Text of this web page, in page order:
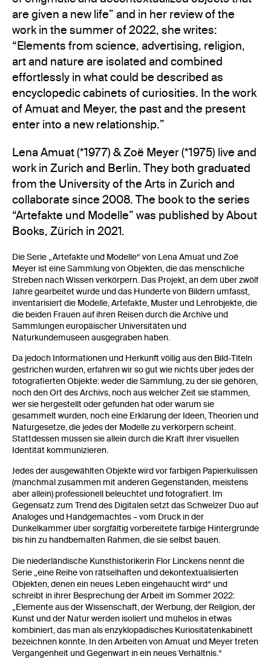
are given a new life” and in her review of the
work in the summer of 2022, she writes:
“Elements from science, advertising, religion,
art and nature are isolated and combined
effortlessly in what could be described as
encyclopedic cabinets of curiosities. In the work
of Amuat and Meyer, the past and the present
enter into a new relationship.”
Lena Amuat (*1977) & Zoë Meyer (*1975) live and
work in Zurich and Berlin. They both graduated
from the University of the Arts in Zurich and
collaborate since 2008. The book to the series
“Artefakte und Modelle” was published by About
Books, Zürich in 2021.
Die Serie „Artefakte und Modelle“ von Lena Amuat und Zoë
Meyer ist eine Sammlung von Objekten, die das menschliche
Streben nach Wissen verkörpern. Das Projekt, an dem über zwölf
Jahre gearbeitet wurde und das Hunderte von Bildern umfasst,
inventarisiert die Modelle, Artefakte, Muster und Lehrobjekte, die
die beiden Frauen auf ihren Reisen durch die Archive und
Sammlungen europäischer Universitäten und
Naturkundemuseen ausgegraben haben.
Da jedoch Informationen und Herkunft völlig aus den Bild-Titeln
gestrichen wurden, erfahren wir so gut wie nichts über jedes der
fotografierten Objekte: weder die Sammlung, zu der sie gehören,
noch den Ort des Archivs, noch aus welcher Zeit sie stammen,
wer sie hergestellt oder gefunden hat oder warum sie
gesammelt wurden, noch eine Erklärung der Ideen, Theorien und
Naturgesetze, die jedes der Modelle zu verkörpern scheint.
Stattdessen müssen sie allein durch die Kraft ihrer visuellen
Identität kommunizieren.
Jedes der ausgewählten Objekte wird vor farbigen Papierkulissen
(manchmal zusammen mit anderen Gegenständen, meistens
aber allein) professionell beleuchtet und fotografiert. Im
Gegensatz zum Trend des Digitalen setzt das Schweizer Duo auf
Analoges und Handgemachtes – vom Druck in der
Dunkelkammer über sorgfältig vorbereitete farbige Hintergründe
bis hin zu handbemalten Rahmen, die sie selbst bauen.
Die niederländische Kunsthistorikerin Flor Linckens nennt die
Serie „eine Reihe von rätselhaften und dekontextualisierten
Objekten, denen ein neues Leben eingehaucht wird“ und
schreibt in ihrer Besprechung der Arbeit im Sommer 2022:
„Elemente aus der Wissenschaft, der Werbung, der Religion, der
Kunst und der Natur werden isoliert und mühelos in etwas
kombiniert, das man als enzyklopädisches Kuriositätenkabinett
bezeichnen könnte. In den Arbeiten von Amuat und Meyer treten
Vergangenheit und Gegenwart in ein neues Verhältnis.“